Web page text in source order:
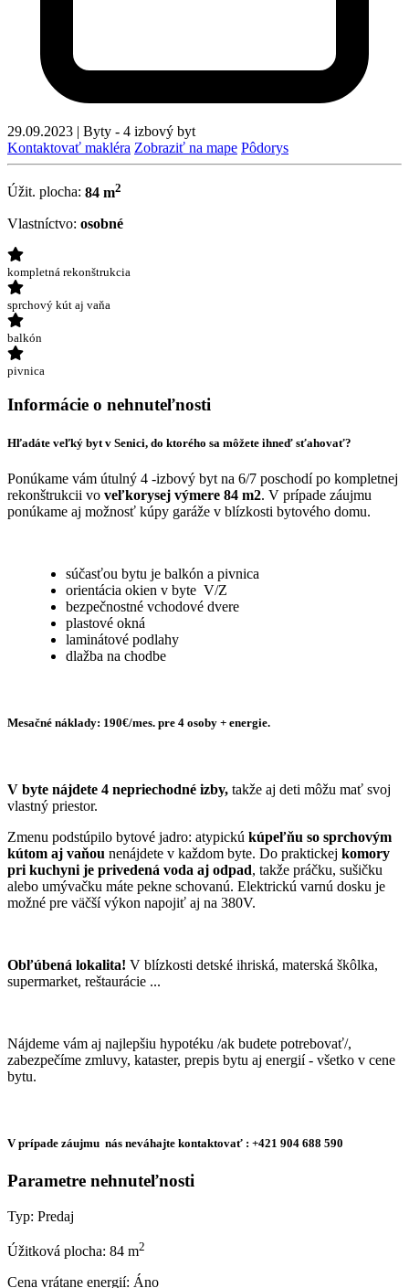
29.09.2023 | Byty - 4 izbový byt
Kontaktovať makléra Zobraziť na mape Pôdorys
Úžit. plocha: 84 m2
Vlastníctvo: osobné
kompletná rekonštrukcia
sprchový kút aj vaňa
balkón
pivnica
Informácie o nehnuteľnosti
Hľadáte veľký byt v Senici, do ktorého sa môžete ihneď sťahovať?
Ponúkame vám útulný 4 -izbový byt na 6/7 poschodí po kompletnej
rekonštrukcii vo veľkorysej výmere 84 m2. V prípade záujmu
ponúkame aj možnosť kúpy garáže v blízkosti bytového domu.
súčasťou bytu je balkón a pivnica
orientácia okien v byte V/Z
bezpečnostné vchodové dvere
plastové okná
laminátové podlahy
dlažba na chodbe
Mesačné náklady: 190€/mes. pre 4 osoby + energie.
V byte nájdete 4 nepriechodné izby, takže aj deti môžu mať svoj
vlastný priestor.
Zmenu podstúpilo bytové jadro: atypickú kúpeľňu so sprchovým
kútom aj vaňou nenájdete v každom byte. Do praktickej komory
pri kuchyni je privedená voda aj odpad, takže práčku, sušičku
alebo umývačku máte pekne schovanú. Elektrickú varnú dosku je
možné pre väčší výkon napojiť aj na 380V.
Obľúbená lokalita! V blízkosti detské ihriská, materská škôlka,
supermarket, reštaurácie ...
Nájdeme vám aj najlepšiu hypotéku /ak budete potrebovať/,
zabezpečíme zmluvy, kataster, prepis bytu aj energií - všetko v cene
bytu.
V prípade záujmu nás neváhajte kontaktovať : +421 904 688 590
Parametre nehnuteľnosti
Typ: Predaj
Úžitková plocha: 84 m2
Cena vrátane energií: Áno